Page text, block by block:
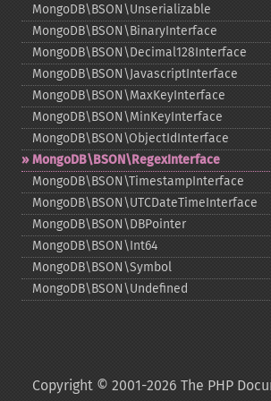
MongoDB\BSON\Unserializable
MongoDB\BSON\BinaryInterface
MongoDB\BSON\Decimal128Interface
MongoDB\BSON\JavascriptInterface
MongoDB\BSON\MaxKeyInterface
MongoDB\BSON\MinKeyInterface
MongoDB\BSON\ObjectIdInterface
MongoDB\BSON\RegexInterface
MongoDB\BSON\TimestampInterface
MongoDB\BSON\UTCDateTimeInterface
MongoDB\BSON\DBPointer
MongoDB\BSON\Int64
MongoDB\BSON\Symbol
MongoDB\BSON\Undefined
Copyright © 2001-2026 The PHP